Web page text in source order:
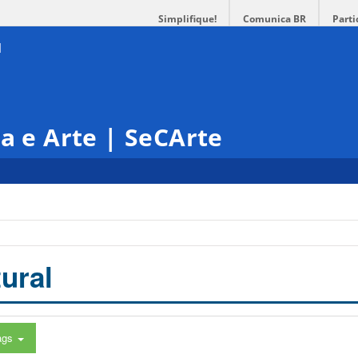
Simplifique! Comunica BR
e Arte | SeCArte